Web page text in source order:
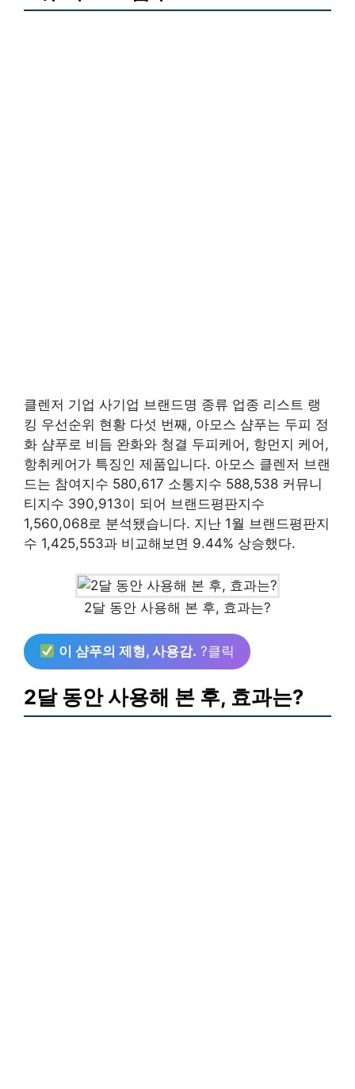
클렌저 기업 사기업 브랜드명 종류 업종 리스트 랭
킹 우선순위 현황 다섯 번째, 아모스 샴푸는 두피 정
화 샴푸로 비듬 완화와 청결 두피케어, 항먼지 케어,
항취케어가 특징인 제품입니다. 아모스 클렌저 브랜
드는 참여지수 580,617 소통지수 588,538 커뮤니
티지수 390,913이 되어 브랜드평판지수
1,560,068로 분석됐습니다. 지난 1월 브랜드평판지
수 1,425,553과 비교해보면 9.44% 상승했다.
2달 동안 사용해 본 후, 효과는?
이 샴푸의 제형, 사용감. ?클릭
2달 동안 사용해 본 후, 효과는?